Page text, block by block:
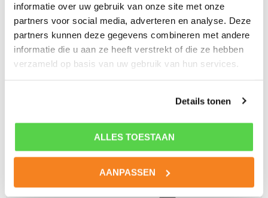
informatie over uw gebruik van onze site met onze
partners voor social media, adverteren en analyse. Deze
partners kunnen deze gegevens combineren met andere
informatie die u aan ze heeft verstrekt of die ze hebben
verzameld op basis van uw gebruik van hun services.
Details tonen
ALLES TOESTAAN
AANPASSEN